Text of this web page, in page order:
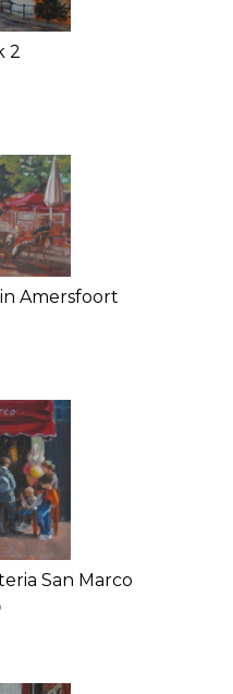
2
Amersfoort
San Marco